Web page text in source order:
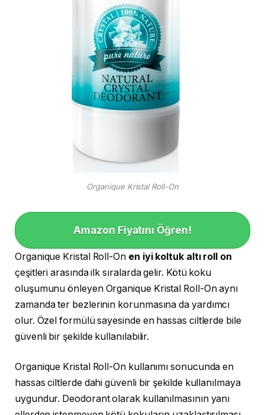
Organique Kristal Roll-On
Amazon Fiyatını Öğren!
Organique Kristal Roll-On en iyi koltuk altı roll on
çeşitleri arasında ilk sıralarda gelir. Kötü koku
oluşumunu önleyen Organique Kristal Roll-On aynı
zamanda ter bezlerinin korunmasına da yardımcı
olur. Özel formülü sayesinde en hassas ciltlerde bile
güvenli bir şekilde kullanılabilir.
Organique Kristal Roll-On kullanımı sonucunda en
hassas ciltlerde dahi güvenli bir şekilde kullanılmaya
uygundur. Deodorant olarak kullanılmasının yanı